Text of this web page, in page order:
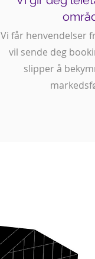
Vi får henvendelser
vil sende deg
slipper å